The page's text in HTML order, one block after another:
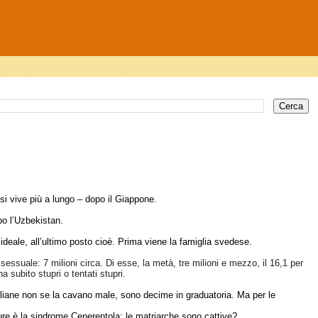
vive più a lungo – dopo il Giappone.
l’Uzbekistan.
all’ultimo posto cioè. Prima viene la famiglia svedese.
7 milioni circa. Di esse, la metà, tre milioni e mezzo, il 16,1 per
subito stupri o tentati stupri.
non se la cavano male, sono decime in graduatoria. Ma per le
è la sindrome Cenerentola: le matriarche sono cattive?